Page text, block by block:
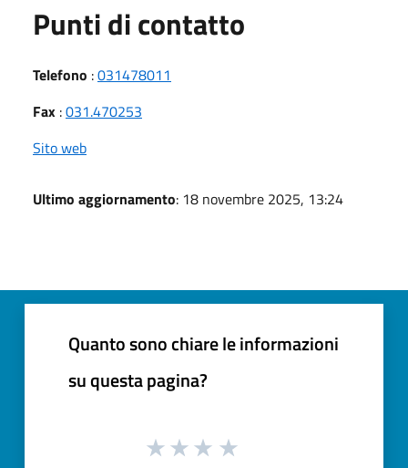
Punti di contatto
Telefono :031478011
Fax :031.470253
Sito web
Ultimo aggiornamento: 18 novembre 2025, 13:24
Quanto sono chiare le informazioni
su questa pagina?